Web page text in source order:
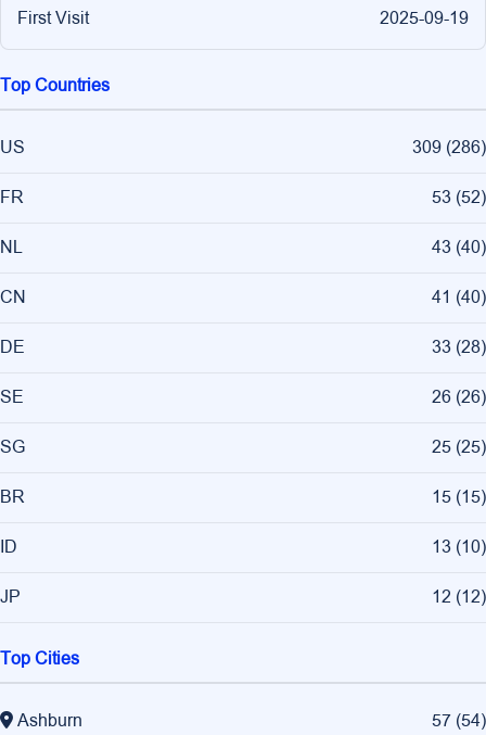
First Visit 2025-09-19
Top Countries
US 309 (286)
FR 53 (52)
NL 43 (40)
CN 41 (40)
DE 33 (28)
SE 26 (26)
SG 25 (25)
BR 15 (15)
ID 13 (10)
JP 12 (12)
Top Cities
Ashburn 57 (54)